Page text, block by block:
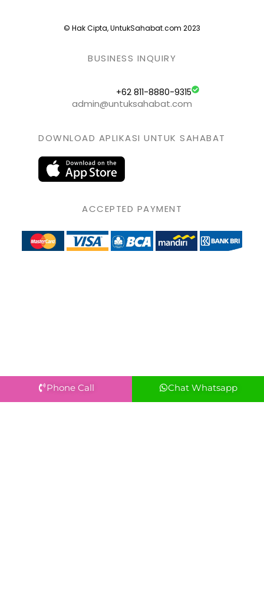
© Hak Cipta, UntukSahabat.com 2023
BUSINESS INQUIRY
+62 811-8880-9315
admin@untuksahabat.com
DOWNLOAD APLIKASI UNTUK SAHABAT
ACCEPTED PAYMENT
Phone Call Chat Whatsapp